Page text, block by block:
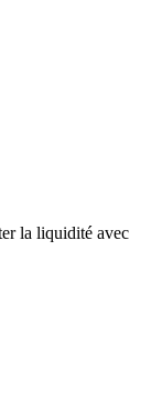
la liquidité avec